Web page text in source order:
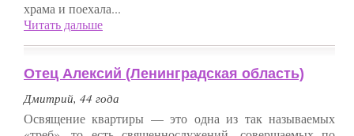
храма и поехала...
Читать дальше
Отец Алексий (Ленинградская область)
Дмитрий, 44 года
Освящение квартиры — это одна из так называемых